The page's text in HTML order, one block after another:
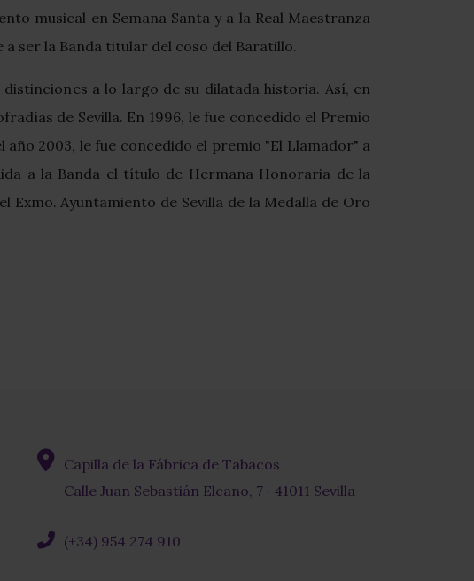
musical en Semana Santa y a la Real Maestranza
ser la Banda titular del coso del Baratillo.
a lo largo de su dilatada historia. Así, en
de Sevilla. En 1996, le fue concedido el Premio
2003, le fue concedido el premio "El Llamador" a
a la Banda el título de Hermana Honoraria de la
Ayuntamiento de Sevilla de la Medalla de Oro
marker-
Capilla de la Fábrica de Tabacos
Calle Juan Sebastián Elcano, 7 · 41011 Sevilla
(+34) 954 274 910